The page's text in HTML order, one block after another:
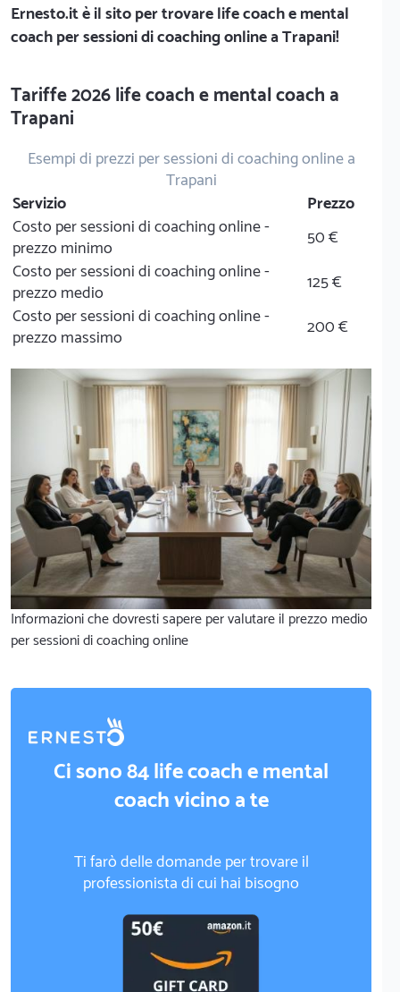
Ernesto.itè il sito per trovare life coach e mental
coach per sessioni di coaching online a Trapani!
Tariffe 2026 life coach e mental coach a
Trapani
Esempi di prezzi per sessioni di coaching online a
Trapani
Servizio
Prezzo
Costo per sessioni di coaching online -
prezzo minimo
50 €
Costo per sessioni di coaching online -
prezzo medio
125 €
Costo per sessioni di coaching online -
prezzo massimo
200 €
Informazioni che dovresti sapere per valutare il prezzo medio
per sessioni di coaching online
Ci sono 84 life coach e mental
coach vicino a te
Ti farò delle domande per trovare il
professionista di cui hai bisogno